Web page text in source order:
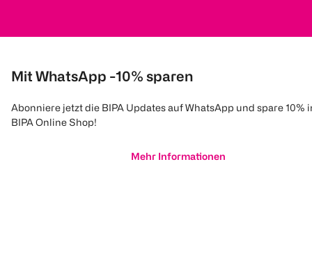
Mit WhatsApp -10% sparen
Abonniere jetzt die BIPA Updates auf WhatsApp und spare 10%
BIPA Online Shop!
Mehr Informationen